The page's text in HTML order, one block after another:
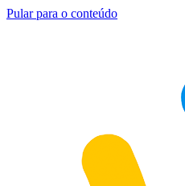
Pular para o conteúdo